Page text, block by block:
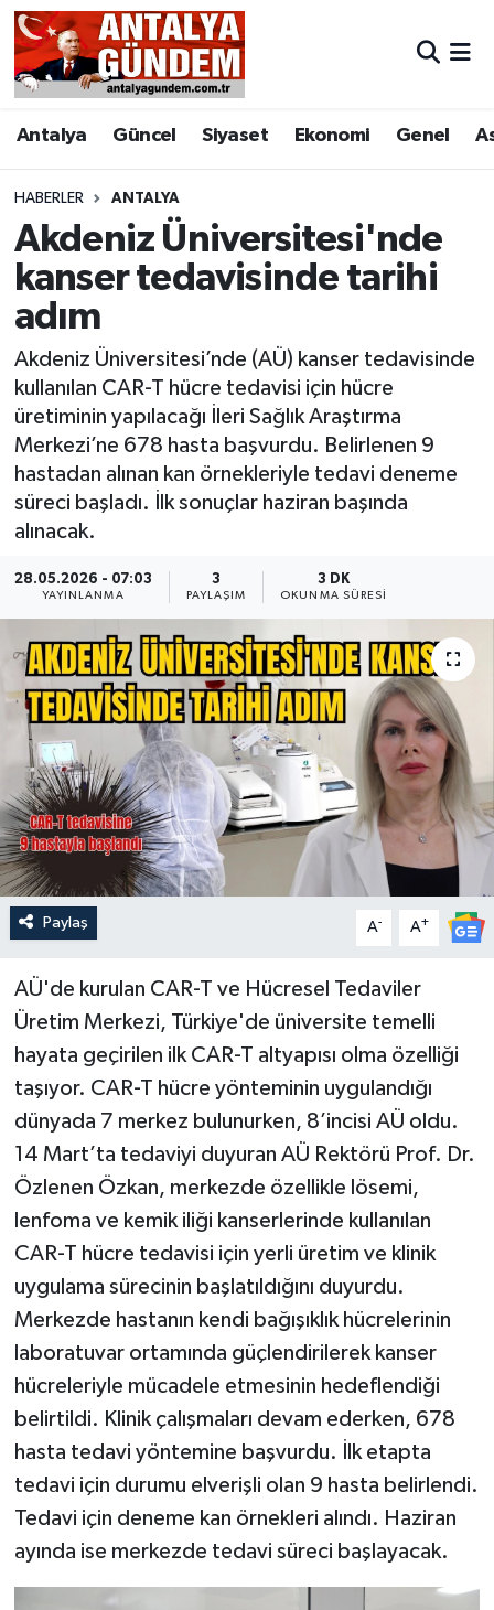
Antalya Güncel Siyaset Ekonomi Genel
HABERLER ANTALYA
Akdeniz Üniversitesi'nde
kanser tedavisinde tarihi
adım
Akdeniz Üniversitesi’nde (AÜ) kanser tedavisinde
kullanılan CAR-T hücre tedavisi için hücre
üretiminin yapılacağı İleri Sağlık Araştırma
Merkezi’ne 678 hasta başvurdu. Belirlenen 9
hastadan alınan kan örnekleriyle tedavi deneme
süreci başladı. İlk sonuçlar haziran başında
alınacak.
28.05.2026 - 07:03
YAYINLANMA
3
PAYLAŞIM
3 DK
OKUNMA SÜRESI
Paylaş A- A+
AÜ'de kurulan CAR-T ve Hücresel Tedaviler
Üretim Merkezi, Türkiye'de üniversite temelli
hayata geçirilen ilk CAR-T altyapısı olma özelliği
taşıyor. CAR-T hücre yönteminin uygulandığı
dünyada 7 merkez bulunurken, 8’incisi AÜ oldu.
14 Mart’ta tedaviyi duyuran AÜ Rektörü Prof. Dr.
Özlenen Özkan, merkezde özellikle lösemi,
lenfoma ve kemik iliği kanserlerinde kullanılan
CAR-T hücre tedavisi için yerli üretim ve klinik
uygulama sürecinin başlatıldığını duyurdu.
Merkezde hastanın kendi bağışıklık hücrelerinin
laboratuvar ortamında güçlendirilerek kanser
hücreleriyle mücadele etmesinin hedeflendiği
belirtildi. Klinik çalışmaları devam ederken, 678
hasta tedavi yöntemine başvurdu. İlk etapta
tedavi için durumu elverişli olan 9 hasta belirlendi.
Tedavi için deneme kan örnekleri alındı. Haziran
ayında ise merkezde tedavi süreci başlayacak.
Antalya
Asayiş
Bilim & Teknoloji
Bölge
EĞİTİM
Ekonomi
Genel
Görüntülü Haber
Güncel
Kültür & Sanat
Magazin
Resmi İlan
Sağlık & Yaşam
Siyaset
Antalya Nöbetçi Eczaneler
Antalya Hava Durumu
Antalya Namaz Vakitleri
Antalya Trafik Yoğunluk Haritası
Süper Lig Puan Durumu ve Fikstür
Tüm Manşetler
Son Dakika Haberleri
Haber Arşivi